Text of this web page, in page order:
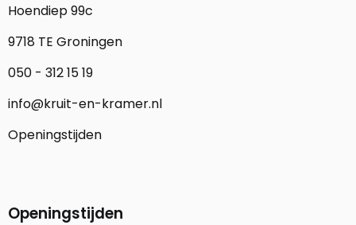
Hoendiep 99c
9718 TE Groningen
050 - 312 15 19
info@kruit-en-kramer.nl
Openingstijden
Openingstijden